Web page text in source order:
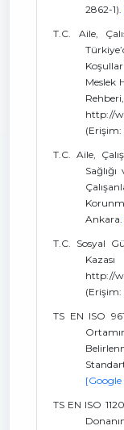
2862-1).
T.C. Aile,
Meslek
Rehberi,
http://
(Erişim:
T.C. Aile,
Ankara.
T.C. Sosyal
http://
(Erişim:
TS EN ISO
[Google
TS EN ISO